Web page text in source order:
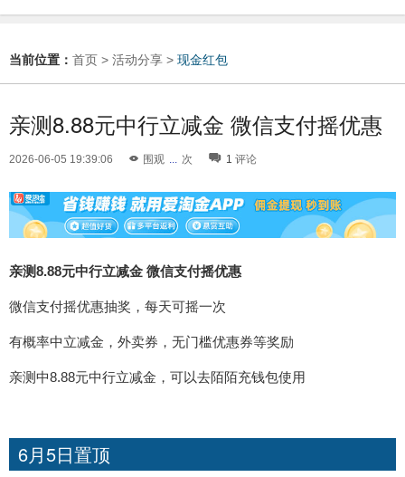
当前位置： 首页 > 活动分享 > 现金红包
亲测8.88元中行立减金 微信支付摇优惠
2026-06-05 19:39:06 围观 ... 次 1 评论
亲测8.88元中行立减金 微信支付摇优惠
微信支付摇优惠抽奖，每天可摇一次
有概率中立减金，外卖券，无门槛优惠券等奖励
亲测中8.88元中行立减金，可以去陌陌充钱包使用
6月5日置顶